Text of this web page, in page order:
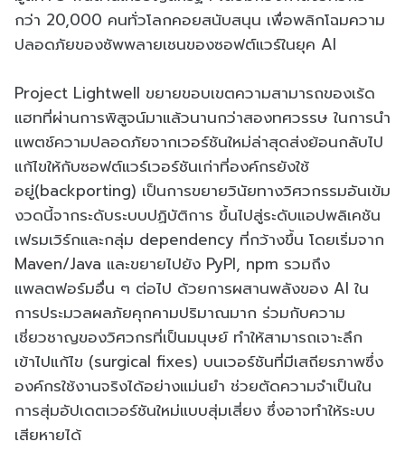
กว่า 20,000 คนทั่วโลกคอยสนับสนุน เพื่อพลิกโฉมความ
ปลอดภัยของซัพพลายเชนของซอฟต์แวร์ในยุค AI
Project Lightwell ขยายขอบเขตความสามารถของเร้ด
แฮทที่ผ่านการพิสูจน์มาแล้วนานกว่าสองทศวรรษ ในการนำ
แพตช์ความปลอดภัยจากเวอร์ชันใหม่ล่าสุดส่งย้อนกลับไป
แก้ไขให้กับซอฟต์แวร์เวอร์ชันเก่าที่องค์กรยังใช้
อยู่(backporting) เป็นการขยายวินัยทางวิศวกรรมอันเข้ม
งวดนี้จากระดับระบบปฏิบัติการ ขึ้นไปสู่ระดับแอปพลิเคชัน
เฟรมเวิร์กและกลุ่ม dependency ที่กว้างขึ้น โดยเริ่มจาก
Maven/Java และขยายไปยัง PyPI, npm รวมถึง
แพลตฟอร์มอื่น ๆ ต่อไป ด้วยการผสานพลังของ AI ใน
การประมวลผลภัยคุกคามปริมาณมาก ร่วมกับความ
เชี่ยวชาญของวิศวกรที่เป็นมนุษย์ ทำให้สามารถเจาะลึก
เข้าไปแก้ไข (surgical fixes) บนเวอร์ชันที่มีเสถียรภาพซึ่ง
องค์กรใช้งานจริงได้อย่างแม่นยำ ช่วยตัดความจำเป็นใน
การสุ่มอัปเดตเวอร์ชันใหม่แบบสุ่มเสี่ยง ซึ่งอาจทำให้ระบบ
เสียหายได้